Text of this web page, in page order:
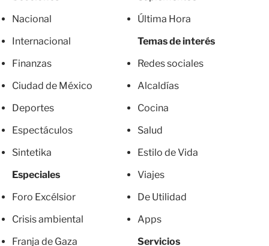
Nacional
Internacional
Finanzas
Ciudad de México
Deportes
Espectáculos
Sintetika
Especiales
Foro Excélsior
Crisis ambiental
Franja de Gaza
Última Hora
Temas de interés
Redes sociales
Alcaldías
Cocina
Salud
Estilo de Vida
Viajes
De Utilidad
Apps
Servicios